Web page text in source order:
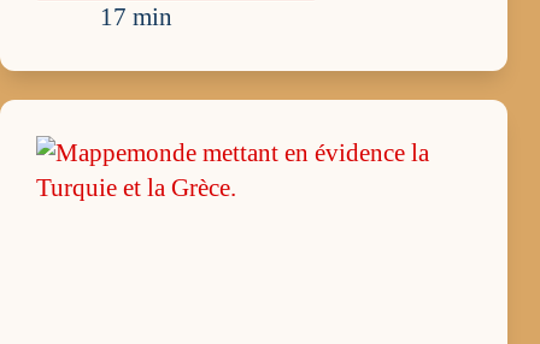
17 min